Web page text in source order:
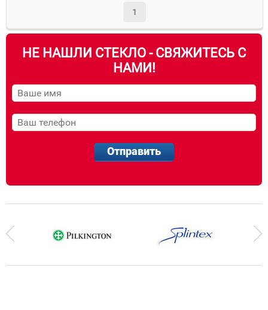
1
НЕ НАШЛИ СТЕКЛО - СВЯЖИТЕСЬ С
НАМИ!
Отправить